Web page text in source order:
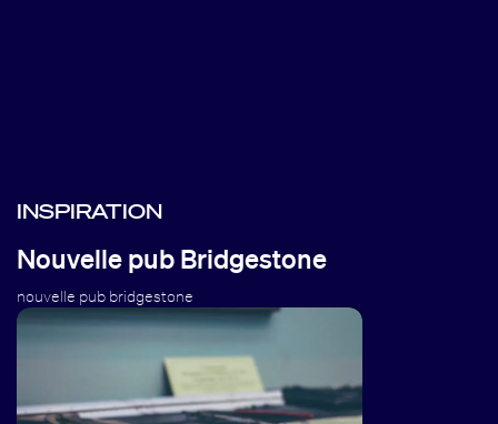
INSPIRATION
Nouvelle pub Bridgestone
nouvelle pub bridgestone